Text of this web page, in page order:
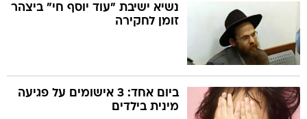
נשיא ישיבת "עוד יוסף חי" ביצהר
זומן לחקירה
ביום אחד: 3 אישומים על פגיעה
מינית בילדים